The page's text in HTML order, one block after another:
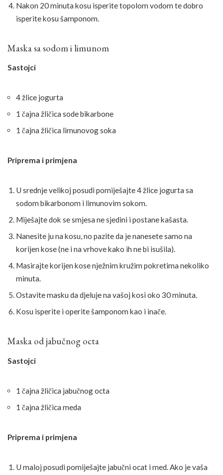
Nakon 20 minuta kosu isperite topolom vodom te dobro
isperite kosu šamponom.
Maska sa sodom i limunom
Sastojci
4 žlice jogurta
1 čajna žličica sode bikarbone
1 čajna žličica limunovog soka
Priprema i primjena
U srednje velikoj posudi pomiješajte 4 žlice jogurta sa
sodom bikarbonom i limunovim sokom.
Miješajte dok se smjesa ne sjedini i postane kašasta.
Nanesite ju na kosu, no pazite da je nanesete samo na
korijen kose (ne i na vrhove kako ih ne bi isušila).
Masirajte korijen kose nježnim kružim pokretima nekoliko
minuta.
Ostavite masku da djeluje na vašoj kosi oko 30 minuta.
Kosu isperite i operite šamponom kao i inače.
Maska od jabučnog octa
Sastojci
1 čajna žličica jabučnog octa
1 čajna žličica meda
Priprema i primjena
U maloj posudi pomiješajte jabučni ocat i med. Ako je vaša